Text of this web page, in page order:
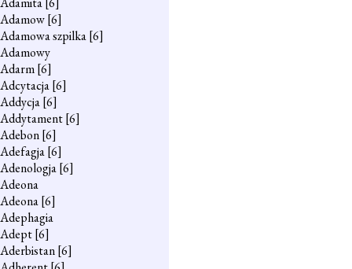
Adamow[6]
Adamowa szpilka[6]
Adamowy
Adarm[6]
Adcytacja[6]
Addycja[6]
Addytament[6]
Adebon[6]
Adefagja[6]
Adenologja[6]
Adeona
Adeona[6]
Adephagia
Adept[6]
Aderbistan[6]